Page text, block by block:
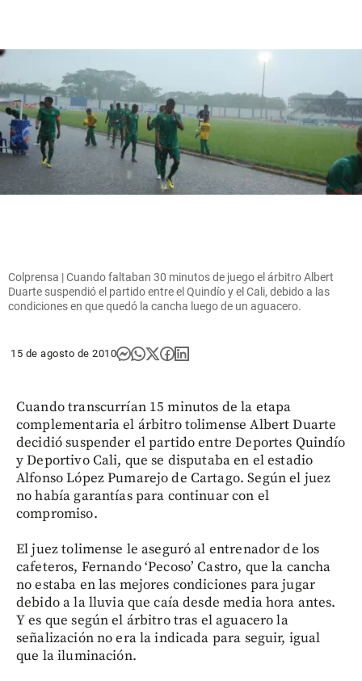
Colprensa | Cuando faltaban 30 minutos de juego el árbitro Albert
Duarte suspendió el partido entre el Quindío y el Cali, debido a las
condiciones en que quedó la cancha luego de un aguacero.
15 de agosto de 2010
Cuando transcurrían 15 minutos de la etapa
complementaria el árbitro tolimense Albert Duarte
decidió suspender el partido entre Deportes Quindío
y Deportivo Cali, que se disputaba en el estadio
Alfonso López Pumarejo de Cartago. Según el juez
no había garantías para continuar con el
compromiso.
El juez tolimense le aseguró al entrenador de los
cafeteros, Fernando ‘Pecoso’ Castro, que la cancha
no estaba en las mejores condiciones para jugar
debido a la lluvia que caía desde media hora antes.
Y es que según el árbitro tras el aguacero la
señalización no era la indicada para seguir, igual
que la iluminación.